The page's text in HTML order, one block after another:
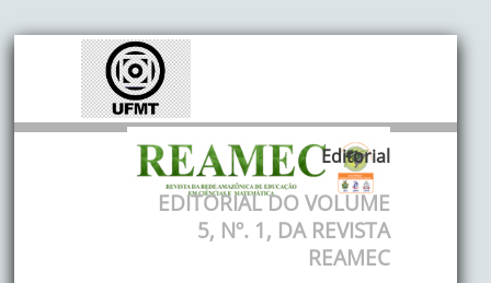
Editorial
EDITORIAL DO VOLUME
5, Nº. 1, DA REVISTA
REAMEC